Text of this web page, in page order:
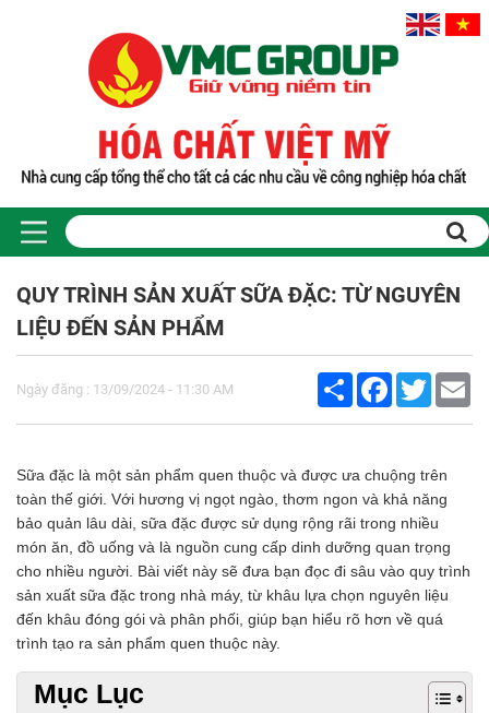
Sản phẩm
PHỤ GIA THỰC PHẨM
Tinh bột biến tính
Hương liệu thực phẩm
Chất phụ gia chống đông vón
Chất phụ gia tạo cấu trúc
Chất phụ gia bảo quản
Chất phụ gia nem giò chả
Chất phụ gia bún mì phở
Chất phụ gia bánh kẹo kem
Chất phụ gia nước giải khát
Chất phụ gia xúc xích
Chất phụ gia nước mắm
Chất phụ gia rau củ quả
QUY TRÌNH SẢN XUẤT SỮA ĐẶC: TỪ NGUYÊN
LIỆU ĐẾN SẢN PHẨM
Ngày đăng : 13/09/2024 - 11:30 AM
Share FacebookTwitter
Sữa đặc là một sản phẩm quen thuộc và được ưa chuộng trên
toàn thế giới. Với hương vị ngọt ngào, thơm ngon và khả năng
bảo quản lâu dài, sữa đặc được sử dụng rộng rãi trong nhiều
món ăn, đồ uống và là nguồn cung cấp dinh dưỡng quan trọng
cho nhiều người. Bài viết này sẽ đưa bạn đọc đi sâu vào quy trình
sản xuất sữa đặc trong nhà máy, từ khâu lựa chọn nguyên liệu
đến khâu đóng gói và phân phối, giúp bạn hiểu rõ hơn về quá
trình tạo ra sản phẩm quen thuộc này.
Mục Lục